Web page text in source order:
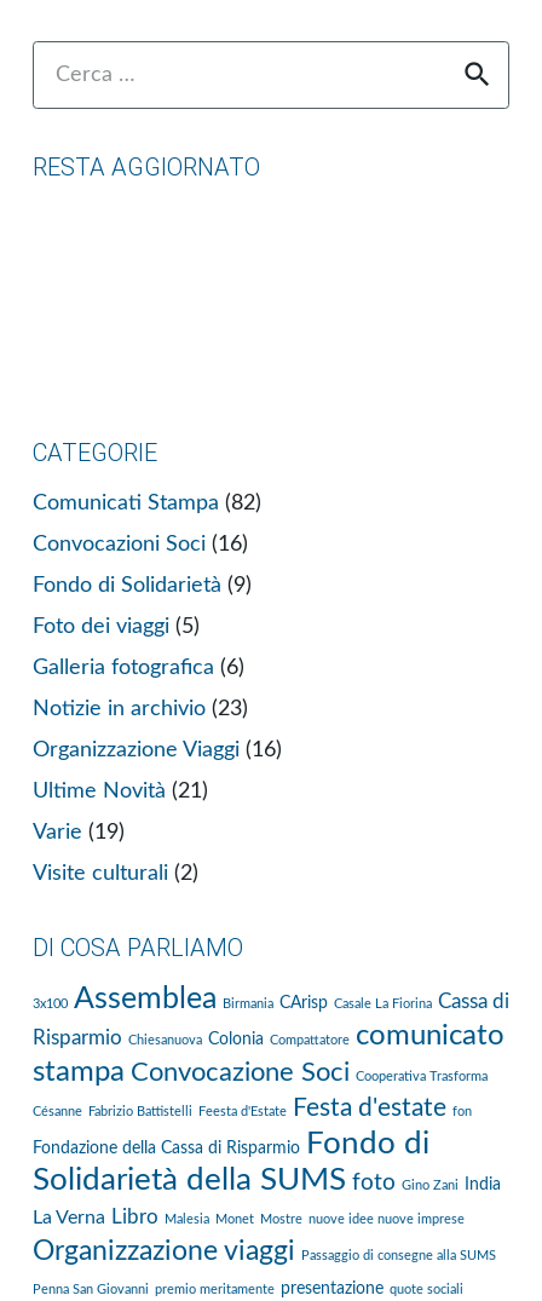
per:
RESTA AGGIORNATO
CATEGORIE
Comunicati Stampa (82)
Convocazioni Soci (16)
Fondo di Solidarietà (9)
Foto dei viaggi (5)
Galleria fotografica (6)
Notizie in archivio (23)
Organizzazione Viaggi (16)
Ultime Novità (21)
Varie (19)
Visite culturali (2)
DI COSA PARLIAMO
3x100 Assemblea Birmania CArisp Casale La Fiorina Cassa di
Risparmio Chiesanuova Colonia Compattatore comunicato
stampa Convocazione Soci Cooperativa Trasforma
Césanne Fabrizio Battistelli Feesta d'Estate Festa d'estate fon
Fondazione della Cassa di Risparmio
Fondo di
Solidarietà della SUMS foto Gino Zani India
La Verna Libro Malesia Monet Mostre nuove idee nuove imprese
Organizzazione viaggi Passaggio di consegne alla SUMS
Penna San Giovanni premio meritamente presentazione quote sociali